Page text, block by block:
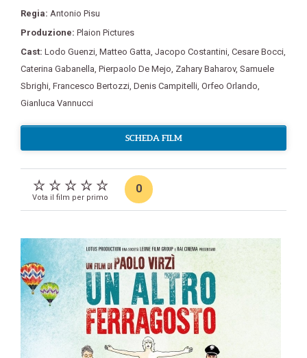
Regia: Antonio Pisu
Produzione: Plaion Pictures
Cast: Lodo Guenzi, Matteo Gatta, Jacopo Costantini, Cesare Bocci,
Caterina Gabanella, Pierpaolo De Mejo, Zahary Baharov, Samuele
Sbrighi, Francesco Bertozzi, Denis Campitelli, Orfeo Orlando,
Gianluca Vannucci
SCHEDA FILM
Vota il film per primo
0